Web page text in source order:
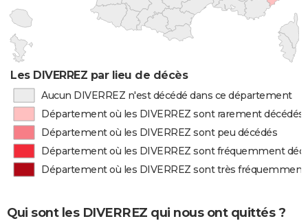
Les DIVERREZ par lieu de décès
Aucun DIVERREZ n'est décédé dans ce département
Département où les DIVERREZ sont rarement décédés
Département où les DIVERREZ sont peu décédés
Département où les DIVERREZ sont fréquemment
Département où les DIVERREZ sont très fréquemment
Qui sont les DIVERREZ qui nous ont quittés ?